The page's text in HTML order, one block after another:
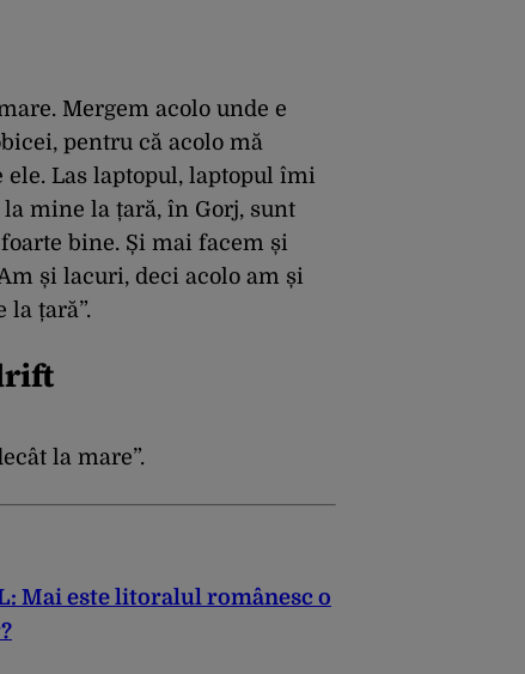
Mergem acolo unde e
pentru că acolo mă
ele. Las laptopul, laptopul îmi
mine la țară, în Gorj, sunt
bine. Și mai facem și
și lacuri, deci acolo am și
la țară”.
la mare”.
Mai este litoralul românesc o